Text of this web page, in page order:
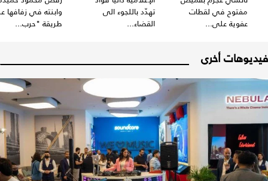
مفتوح في لقطات
عفوية على...
تهدّد باللجوء الى
القضاء...
وابنته في زفافها
طريقة "حرب...
فيديوهات أخرى